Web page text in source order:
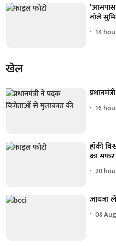
बोले
14
खेल
16
हॉकी
का सफर
20
जायजा
08